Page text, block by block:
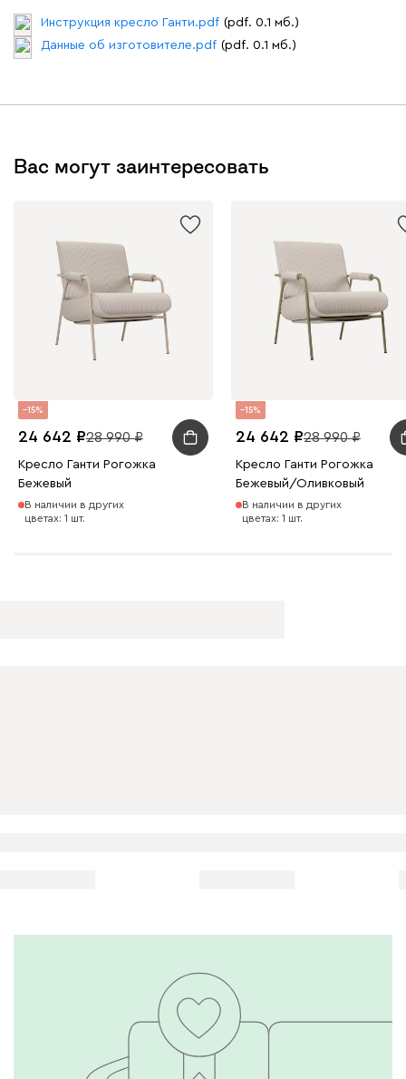
Инструкция кресло Ганти.pdf (pdf. 0.1 мб.)
Данные об изготовителе.pdf (pdf. 0.1 мб.)
Вас могут заинтересовать
15
24 642 28 990
Кресло Ганти Рогожка
Бежевый
В наличии в других
цветах: 1 шт.
15
24 642 28 990
Кресло Ганти Рогожка
Бежевый/Оливковый
В наличии в других
цветах: 1 шт.